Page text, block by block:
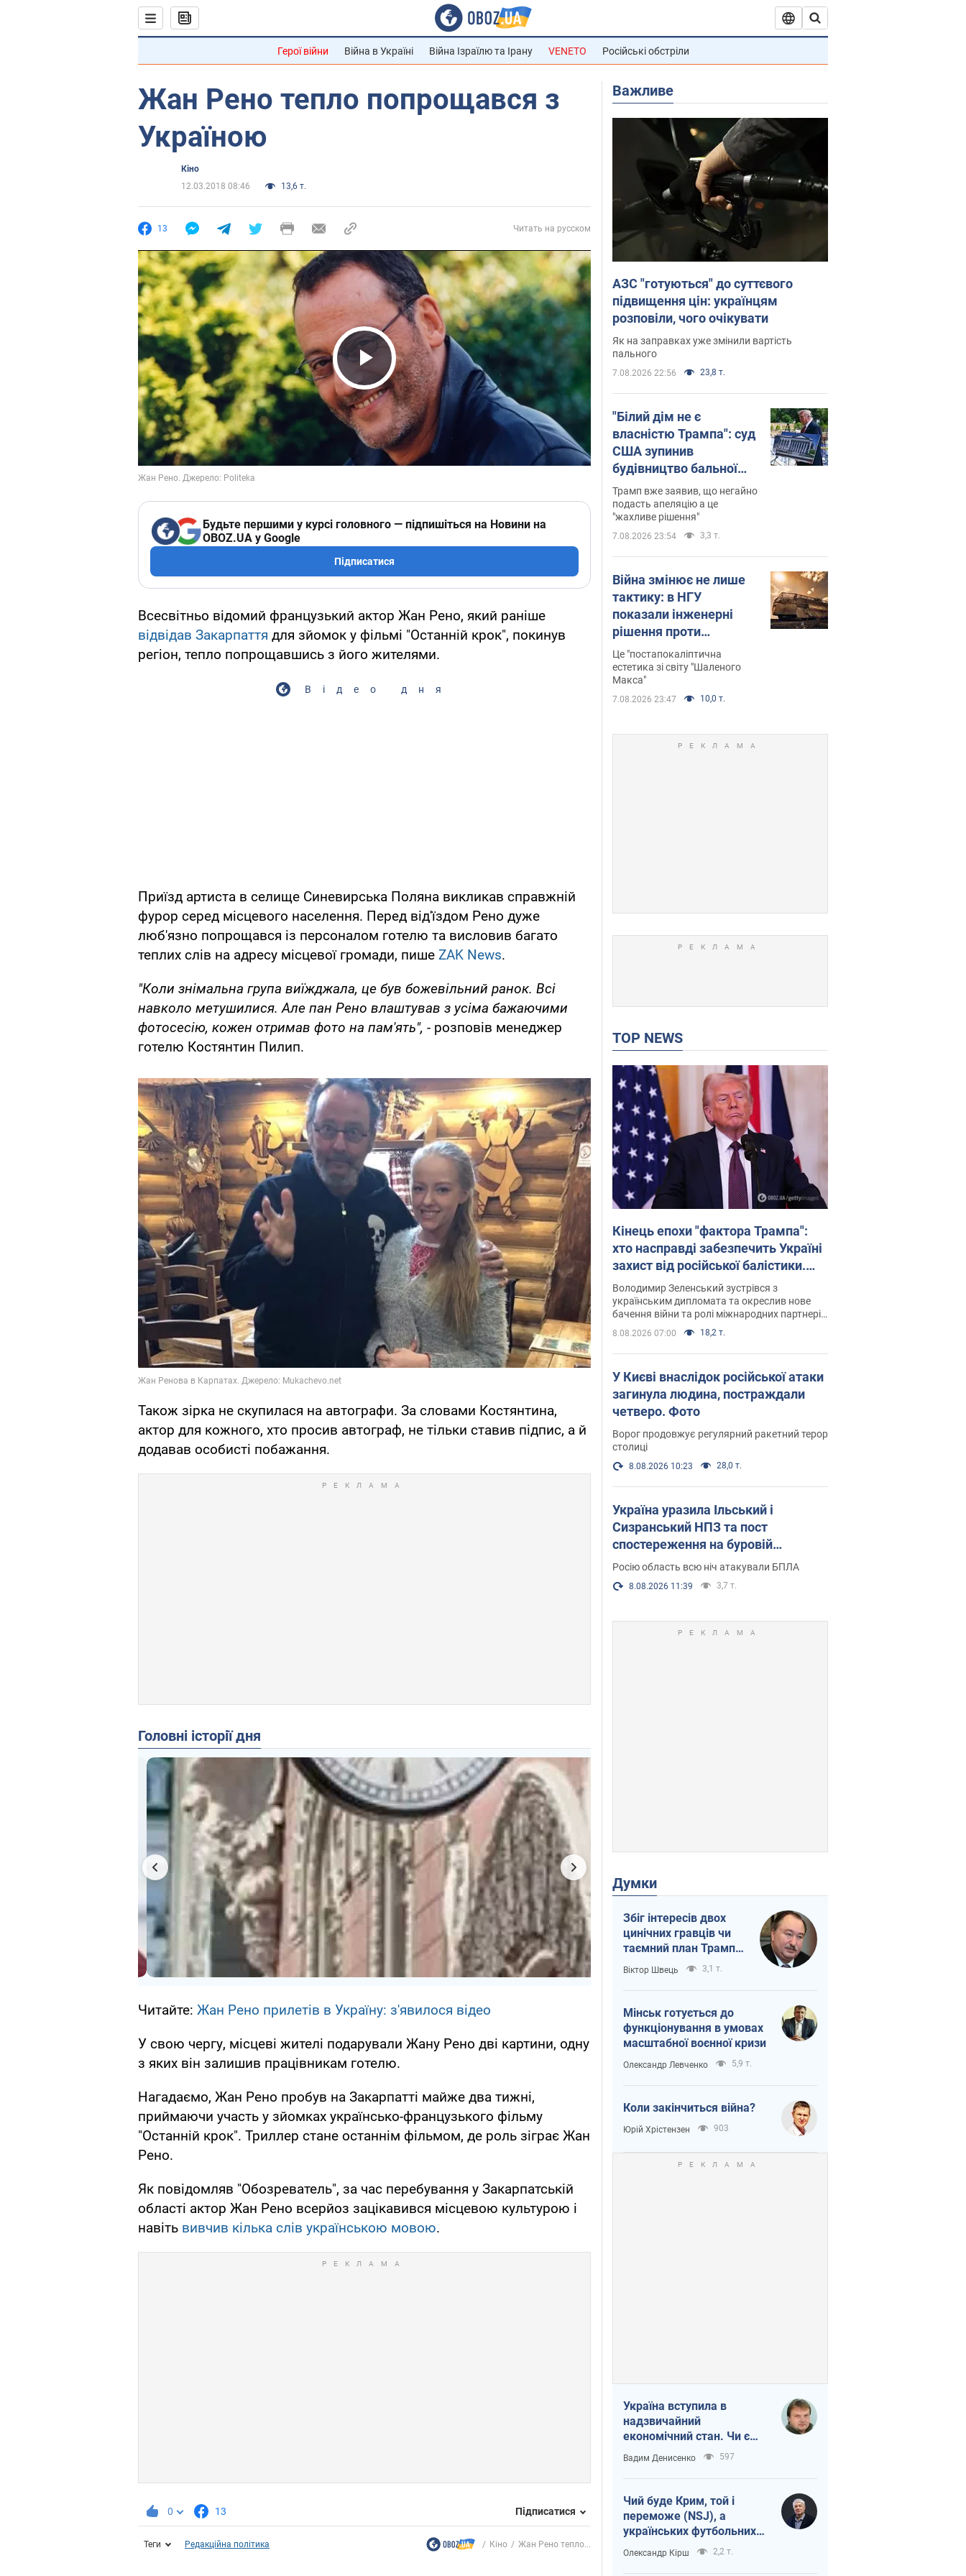
Герої війни Війна в Україні Війна Ізраїлю та Ірану VENETO Російські обстріли
Жан Рено тепло попрощався з
Україною
Кіно
12.03.2018 08:46
13,6 т.
13 Читать на русском
Play Video
Будьте першими у курсі головного — підпишіться на Новини на
OBOZ.UA у Google
Підписатися
Всесвітньо відомий французький актор Жан Рено, який раніше
відвідав Закарпаття для зйомок у фільмі "Останній крок", покинув
регіон, тепло попрощавшись з його жителями.
Відео дня
Приїзд артиста в селище Синевирська Поляна викликав справжній
фурор серед місцевого населення. Перед від'їздом Рено дуже
люб'язно попрощався із персоналом готелю та висловив багато
теплих слів на адресу місцевої громади, пише ZAK News.
"Коли знімальна група виїжджала, це був божевільний ранок. Всі
навколо метушилися. Але пан Рено влаштував з усіма бажаючими
фотосесію, кожен отримав фото на пам'ять", - розповів менеджер
готелю Костянтин Пилип.
Також зірка не скупилася на автографи. За словами Костянтина,
актор для кожного, хто просив автограф, не тільки ставив підпис, а й
додавав особисті побажання.
Головні історії дня
Читайте: Жан Рено прилетів в Україну: з'явилося відео
У свою чергу, місцеві жителі подарували Жану Рено дві картини, одну
з яких він залишив працівникам готелю.
Нагадаємо, Жан Рено пробув на Закарпатті майже два тижні,
приймаючи участь у зйомках українсько-французького фільму
"Останній крок". Триллер стане останнім фільмом, де роль зіграє Жан
Рено.
Як повідомляв "Обозреватель", за час перебування у Закарпатській
області актор Жан Рено всерйоз зацікавився місцевою культурою і
навіть вивчив кілька слів українською мовою.
0 13 Підписатися
Теги Редакційна політика Кіно Жан Рено тепло...
Важливе
АЗС "готуються" до суттєвого
підвищення цін: українцям
розповіли, чого очікувати
Як на заправках уже змінили вартість
пального
7.08.2026 22:56 23,8 т.
"Білий дім не є
власністю Трампа": суд
США зупинив
будівництво бальної
зали за $400 млн
Трамп вже заявив, що негайно
подасть апеляцію а це
"жахливе рішення"
7.08.2026 23:54 3,3 т.
Війна змінює не лише
тактику: в НГУ
показали інженерні
рішення проти
російських FPV-дронів.
Фото
Це "постапокаліптична
естетика зі світу "Шаленого
Макса"
7.08.2026 23:47 10,0 т.
TOP NEWS
Кінець епохи "фактора Трампа":
хто насправді забезпечить Україні
захист від російської балістики.
Інтерв’ю з Безсмертним
Володимир Зеленський зустрівся з
українським дипломата та окреслив нове
бачення війни та ролі міжнародних партнерів
у боротьбі з Росією
8.08.2026 07:00 18,2 т.
У Києві внаслідок російської атаки
загинула людина, постраждали
четверо. Фото
Ворог продовжує регулярний ракетний терор
столиці
8.08.2026 10:23 28,0 т.
Україна уразила Ільський і
Сизранський НПЗ та пост
спостереження на буровій
установці "Сиваш": Генштаб
розкрив деталі. Фото і відео
Росію область всю ніч атакували БПЛА
8.08.2026 11:39 3,7 т.
Думки
Збіг інтересів двох
цинічних гравців чи
таємний план Трампа
і Путіна?
Віктор Швець 3,1 т.
Мінськ готується до
функціонування в умовах
масштабної воєнної кризи
Олександр Левченко 5,9 т.
Коли закінчиться війна?
Юрій Хрістензен 903
Україна вступила в
надзвичайний
економічний стан. Чи є
світло вкінці тунелю?
Вадим Денисенко 597
Чий буде Крим, той і
переможе (NSJ), а
українських футбольних
чиновників можуть
назвати вбивцями
Олександр Кірш 2,2 т.